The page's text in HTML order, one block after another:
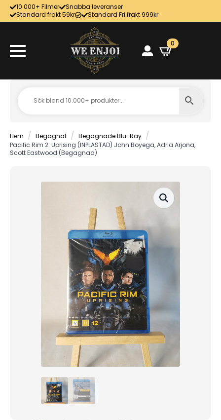
10 000+ Filmer
Snabba leveranser
Standard frakt 59kr
Standard Fri frakt 999kr
0
Hem Begagnat
Begagnade Blu-Ray
Pacific Rim 2: Uprising (INPLASTAD) John Boyega, Adria Arjona,
Scott Eastwood (Begagnad)